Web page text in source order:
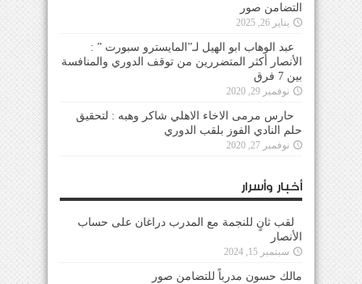
التضامن صور
يناير 26, 2025
عبد الوهاب ابو الهيل لـ”المايسترو سبورت ” :
الأنصار أكثر المتضررين من توقف الدوري والمنافسة
بين 7 فرق
نوفمبر 29, 2020
حارس مرمى الاخاء الاهلي شاكر وهبه : لتحقيق
حلم النادي الفوز بلقب الدوري
نوفمبر 27, 2020
أخبار وأسرار
لقب ثانٍ للنجمة مع المدرب دراغان على حساب
الأنصار
سبتمبر 15, 2024
مالك حسون مدرباً للتضامن صور